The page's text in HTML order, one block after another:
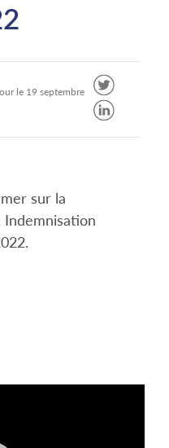
le 19 septembre
sur la
Indemnisation